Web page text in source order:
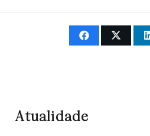
Atualidade